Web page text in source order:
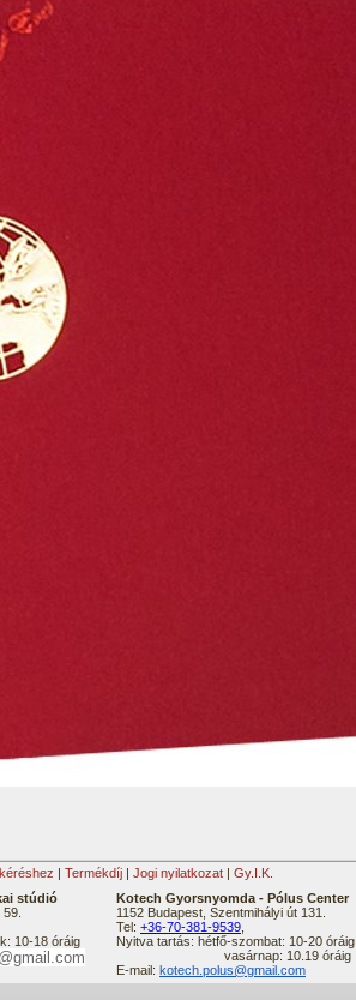
| Termékdíj| Jogi nyilatkozat| Gy.I.K.
stúdió
10-18 óráig
Kotech Gyorsnyomda - Pólus Center
1152 Budapest, Szentmihályi út 131.
Tel: +36-70-381-9539
Nyitva tartás: hétfő-szombat: 10-20 óráig
vasárnap: 10.19 óráig
E-mail: kotech.polus@gmail.com